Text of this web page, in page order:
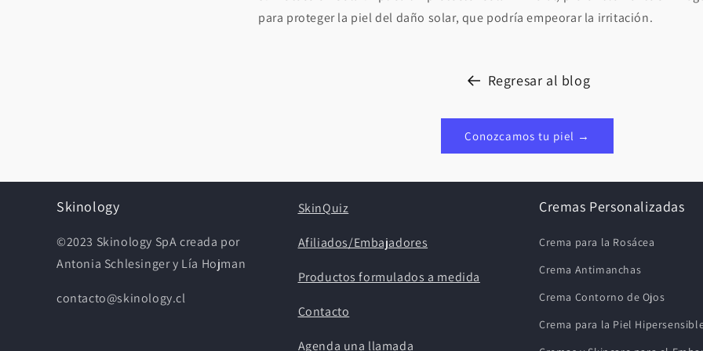
para proteger la piel del daño solar, que podría empeorar la irritación.
Regresar al blog
Conozcamos tu piel →
Skinology
©2023 Skinology SpA creada por
Antonia Schlesinger y Lía Hojman
contacto@skinology.cl
SkinQuiz
Afiliados/Embajadores
Productos formulados a medida
Contacto
Agenda una llamada
Cremas Personalizadas
Crema para la Rosácea
Crema Antimanchas
Crema Contorno de Ojos
Crema para la Piel